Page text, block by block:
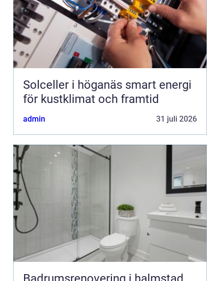
Solceller i höganäs smart energi
för kustklimat och framtid
admin 31 juli 2026